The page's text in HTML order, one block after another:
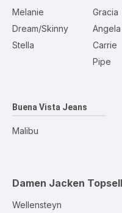
Melanie
Dream/Skinny
Stella
Gracia
Angela
Carrie
Pipe
Buena Vista Jeans
Malibu
Damen Jacken
Wellensteyn